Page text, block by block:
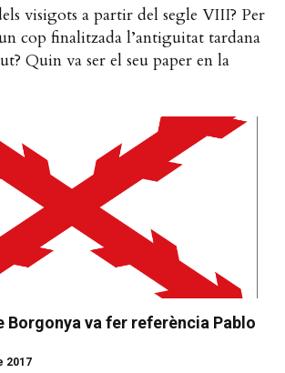
visigots a partir del segle VIII? Per
cop finalitzada l’antiguitat tardana
Quin va ser el seu paper en la
Borgonya va fer referència Pablo
2017